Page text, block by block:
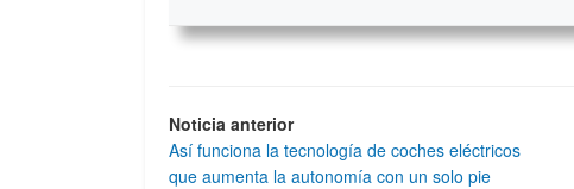
Noticia anterior
Así funciona la tecnología de coches eléctricos
que aumenta la autonomía con un solo pie